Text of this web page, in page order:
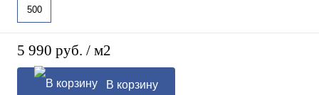
500
5 990 руб. / м2
В корзину